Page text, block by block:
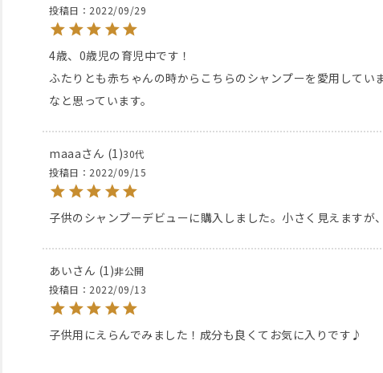
投稿日
2022/09/29
4歳、0歳児の育児中です！
ふたりとも赤ちゃんの時からこちらのシャンプーを愛用して
なと思っています。
maaa 1 30代
投稿日
2022/09/15
子供のシャンプーデビューに購入しました。小さく見えます
あい 1 非公開
投稿日
2022/09/13
子供用にえらんでみました！成分も良くてお気に入りです♪